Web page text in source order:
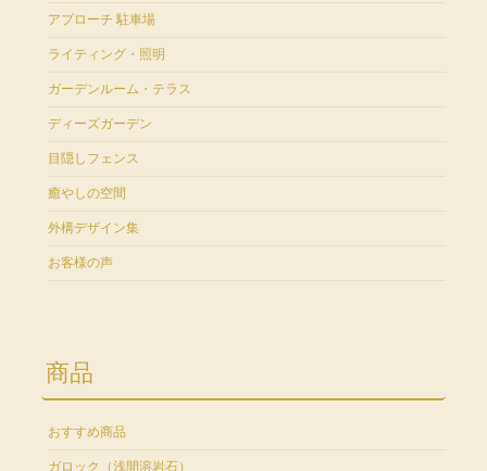
アプローチ 駐車場
ライティング・照明
ガーデンルーム・テラス
ディーズガーデン
目隠しフェンス
癒やしの空間
外構デザイン集
お客様の声
商品
おすすめ商品
ガロック（浅間溶岩石）